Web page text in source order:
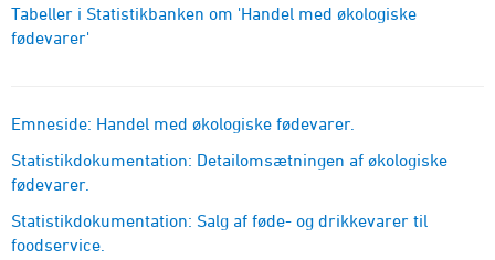
Tabeller i Statistikbanken om 'Handel med økologiske
fødevarer'
Emneside: Handel med økologiske fødevarer.
Statistikdokumentation: Detailomsætningen af økologiske
fødevarer.
Statistikdokumentation: Salg af føde- og drikkevarer til
foodservice.